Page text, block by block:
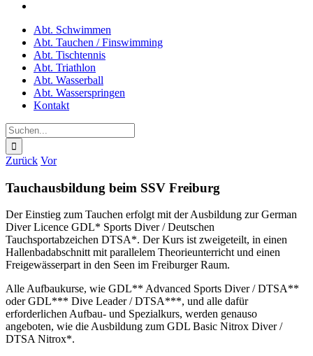
Abt. Schwimmen
Abt. Tauchen / Finswimming
Abt. Tischtennis
Abt. Triathlon
Abt. Wasserball
Abt. Wasserspringen
Kontakt
Suche
nach:
Zurück Vor
Tauchausbildung beim SSV Freiburg
Der Einstieg zum Tauchen erfolgt mit der Ausbildung zur German
Diver Licence GDL* Sports Diver / Deutschen
Tauchsportabzeichen DTSA*. Der Kurs ist zweigeteilt, in einen
Hallenbadabschnitt mit parallelem Theorieunterricht und einen
Freigewässerpart in den Seen im Freiburger Raum.
Alle Aufbaukurse, wie GDL** Advanced Sports Diver / DTSA**
oder GDL*** Dive Leader / DTSA***, und alle dafür
erforderlichen Aufbau- und Spezialkurs, werden genauso
angeboten, wie die Ausbildung zum GDL Basic Nitrox Diver /
DTSA Nitrox*.